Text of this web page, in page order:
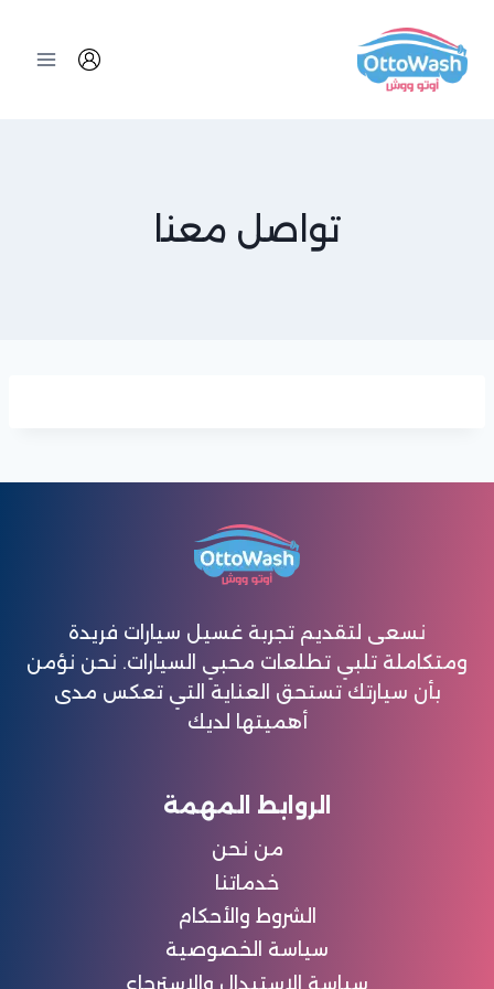
تواصل معنا
نسعى لتقديم تجربة غسيل سيارات فريدة
ومتكاملة تلبي تطلعات محبي السيارات. نحن نؤمن
بأن سيارتك تستحق العناية التي تعكس مدى
أهميتها لديك
الروابط المهمة
من نحن
خدماتنا
الشروط والأحكام
سياسة الخصوصية
سياسة الاستبدال والاسترجاع